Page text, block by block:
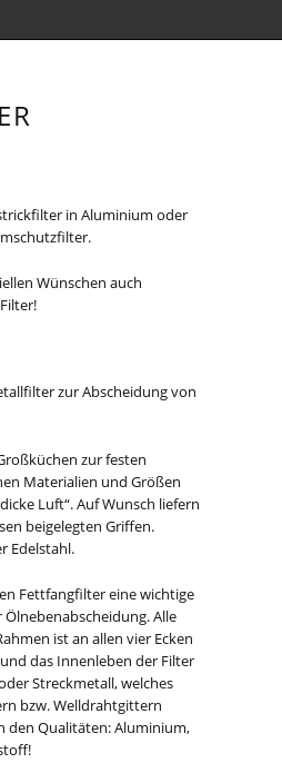
in Aluminium oder
Wünschen auch
zur Abscheidung von
zur festen
Materialien und Größen
Luft“. Auf Wunsch liefern
beigelegten Griffen.
Edelstahl.
Fettfangfilter eine wichtige
Ölnebenabscheidung. Alle
ist an allen vier Ecken
das Innenleben der Filter
Streckmetall, welches
bzw. Welldrahtgittern
Qualitäten: Aluminium,